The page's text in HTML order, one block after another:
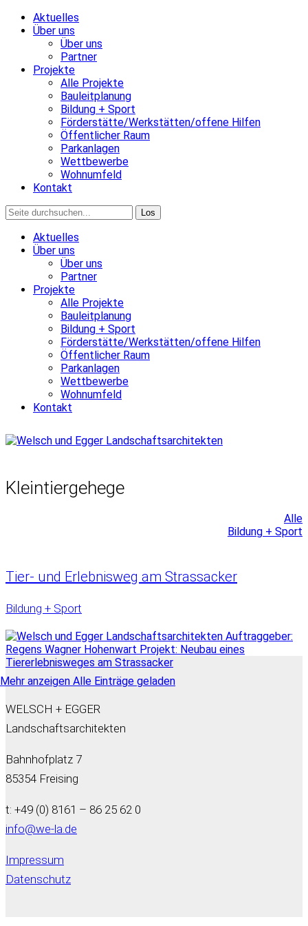
Aktuelles
Über uns
Über uns
Partner
Projekte
Alle Projekte
Bauleitplanung
Bildung + Sport
Förderstätte/Werkstätten/offene Hilfen
Öffentlicher Raum
Parkanlagen
Wettbewerbe
Wohnumfeld
Kontakt
Aktuelles
Über uns
Über uns
Partner
Projekte
Alle Projekte
Bauleitplanung
Bildung + Sport
Förderstätte/Werkstätten/offene Hilfen
Öffentlicher Raum
Parkanlagen
Wettbewerbe
Wohnumfeld
Kontakt
Kleintiergehege
Alle
Bildung + Sport
Tier- und Erlebnisweg am Strassacker
Bildung + Sport
Mehr anzeigen Alle Einträge geladen
WELSCH + EGGER
Landschaftsarchitekten
Bahnhofplatz 7
85354 Freising
t: +49 (0) 8161 – 86 25 62 0
info@we-la.de
Impressum
Datenschutz